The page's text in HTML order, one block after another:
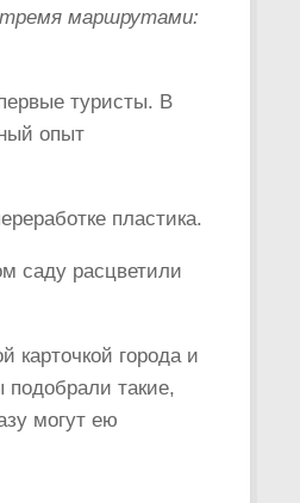
маршрутами:
туристы. В
опыт
пластика.
саду расцветили
карточкой города и
такие,
могут ею